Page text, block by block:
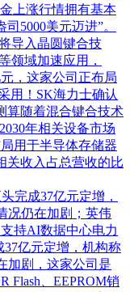
上涨行情拥有基本
5000美元迈进”。
导入晶圆键合技
领域加速应用，
，这家公司正布局
用！SK海力士确认
算随着混合键合技术
年相关设备市场
用于半导体存储器
关收入占总营收的比
完成37亿元定增，
况仍在加剧；英伟
持AI数据中心电力
亿元定增，机构称
加剧，这家公司是
Flash、EEPROM销